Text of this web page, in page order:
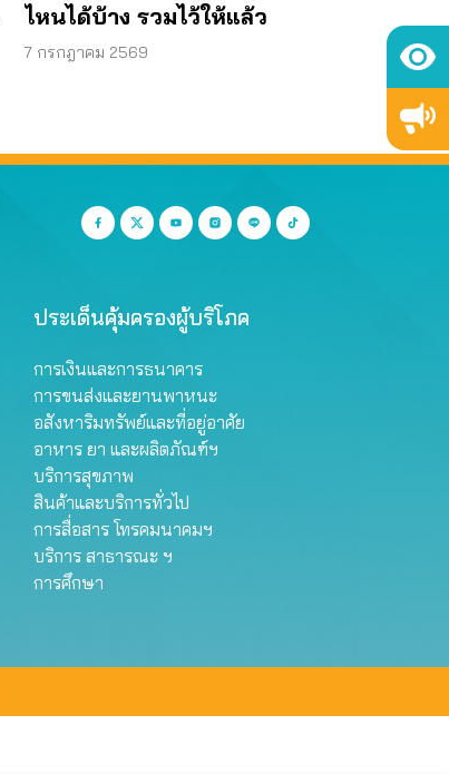
ไหนได้บ้าง รวมไว้ให้แล้ว
7 กรกฎาคม 2569
ประเด็นคุ้มครองผู้บริโภค
การเงินและการธนาคาร
การขนส่งและยานพาหนะ
อสังหาริมทรัพย์และที่อยู่อาศัย
อาหาร ยา และผลิตภัณฑ์ฯ
บริการสุขภาพ
สินค้าและบริการทั่วไป
การสื่อสาร โทรคมนาคมฯ
บริการ สาธารณะ ฯ
การศึกษา